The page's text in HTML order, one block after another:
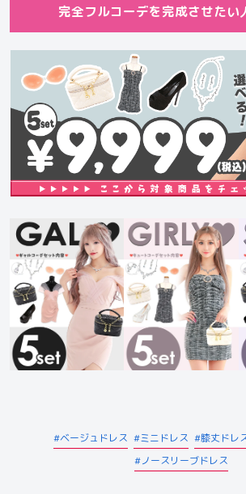
完全フルコーデを完成させたい
ベージュドレス ミニドレス 膝丈ドレ
ノースリーブドレス